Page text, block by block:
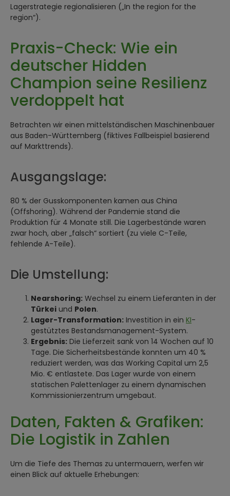
Lagerstrategie regionalisieren („In the region for the
region“).
Praxis-Check: Wie ein
deutscher Hidden
Champion seine Resilienz
verdoppelt hat
Betrachten wir einen mittelständischen Maschinenbauer
aus Baden-Württemberg (fiktives Fallbeispiel basierend
auf Markttrends).
Ausgangslage:
80 % der Gusskomponenten kamen aus China
(Offshoring). Während der Pandemie stand die
Produktion für 4 Monate still. Die Lagerbestände waren
zwar hoch, aber „falsch“ sortiert (zu viele C-Teile,
fehlende A-Teile).
Die Umstellung:
Nearshoring: Wechsel zu einem Lieferanten in der
Türkei und Polen.
Lager-Transformation: Investition in ein KI-
gestütztes Bestandsmanagement-System.
Ergebnis: Die Lieferzeit sank von 14 Wochen auf 10
Tage. Die Sicherheitsbestände konnten um 40 %
reduziert werden, was das Working Capital um 2,5
Mio. € entlastete. Das Lager wurde von einem
statischen Palettenlager zu einem dynamischen
Kommissionierzentrum umgebaut.
Daten, Fakten & Grafiken:
Die Logistik in Zahlen
Um die Tiefe des Themas zu untermauern, werfen wir
einen Blick auf aktuelle Erhebungen: